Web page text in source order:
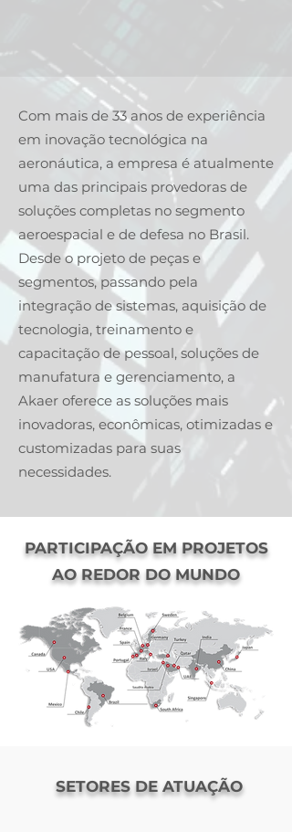
Com mais de 33 anos de experiência
em inovação tecnológica na
aeronáutica, a empresa é atualmente
uma das principais provedoras de
soluções completas no segmento
aeroespacial e de defesa no Brasil.
Desde o projeto de peças e
segmentos, passando pela
integração de sistemas, aquisição de
tecnologia, treinamento e
capacitação de pessoal, soluções de
manufatura e gerenciamento, a
Akaer oferece as soluções mais
inovadoras, econômicas, otimizadas e
customizadas para suas
necessidades.
PARTICIPAÇÃO EM PROJETOS
AO REDOR DO MUNDO
SETORES DE ATUAÇÃO